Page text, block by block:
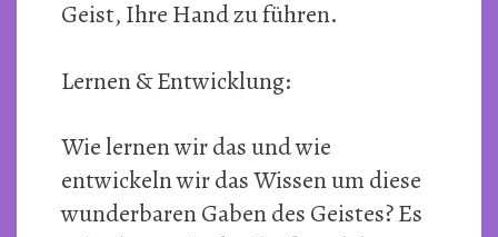
Geist, Ihre Hand zu führen.
Lernen & Entwicklung:
Wie lernen wir das und wie
entwickeln wir das Wissen um diese
wunderbaren Gaben des Geistes? Es